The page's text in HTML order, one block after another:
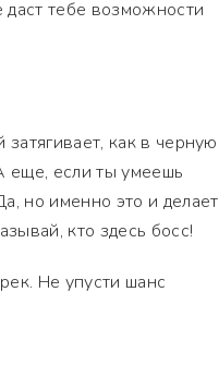
даст тебе возможности
как в черную
еще, если ты умеешь
но именно это и делает
кто здесь босс!
Не упусти шанс